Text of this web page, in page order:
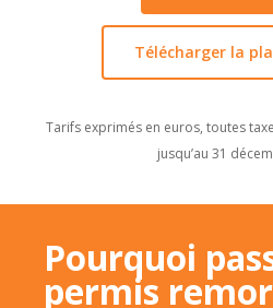
Télécharger la
Tarifs exprimés en euros, toutes
jusqu’au 31
Pourquoi
permis